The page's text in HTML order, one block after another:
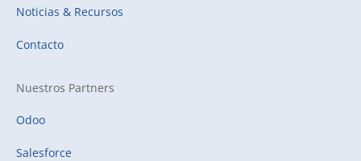
Noticias & Recursos
Contacto
Nuestros Partners
Odoo
Salesforce